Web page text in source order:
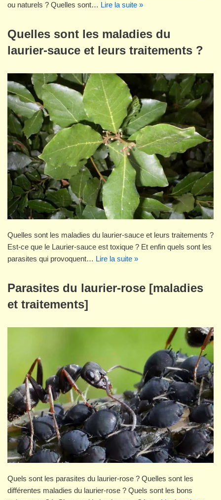
ou naturels ? Quelles sont… Lire la suite »
Quelles sont les maladies du
laurier-sauce et leurs traitements ?
Quelles sont les maladies du laurier-sauce et leurs traitements ?
Est-ce que le Laurier-sauce est toxique ? Et enfin quels sont les
parasites qui provoquent… Lire la suite »
Parasites du laurier-rose [maladies
et traitements]
Quels sont les parasites du laurier-rose ? Quelles sont les
différentes maladies du laurier-rose ? Quels sont les bons